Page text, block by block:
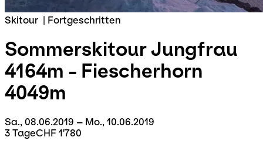
Skitour | Fortgeschritten
SommerskitourJungfrau
4164m - Fiescherhorn
4049m
Sa., 08.06.2019 – Mo., 10.06.2019
3 TageCHF 1'780